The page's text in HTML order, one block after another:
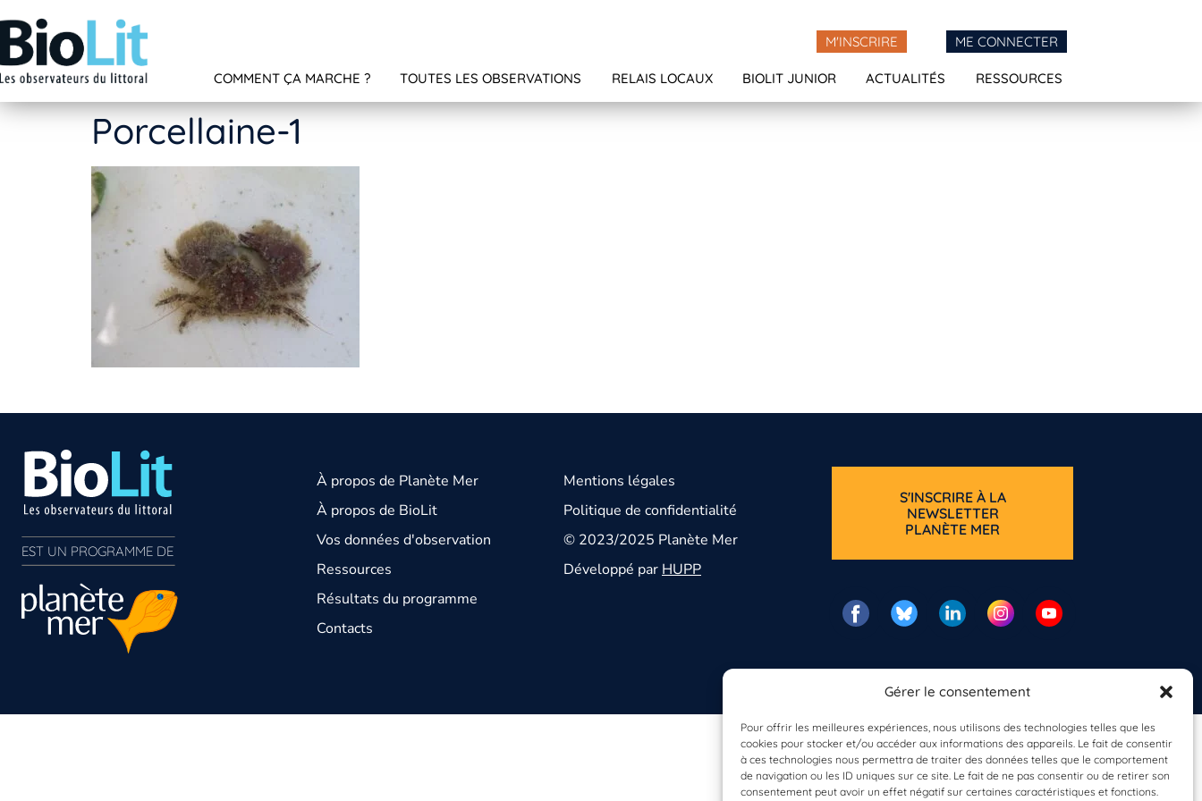
Gérer le consentement
Pour offrir les meilleures expériences, nous utilisons des technologies telles que les
cookies pour stocker et/ou accéder aux informations des appareils. Le fait de consentir
à ces technologies nous permettra de traiter des données telles que le comportement
de navigation ou les ID uniques sur ce site. Le fait de ne pas consentir ou de retirer son
consentement peut avoir un effet négatif sur certaines caractéristiques et fonctions.
M'INSCRIRE ME CONNECTER
COMMENT ÇA MARCHE ? TOUTES LES OBSERVATIONS RELAIS LOCAUX BIOLIT JUNIOR ACTUALITÉS RESSOURCES
Porcellaine-1
EST UN PROGRAMME DE
À propos de Planète Mer
À propos de BioLit
Vos données d'observation
Ressources
Résultats du programme
Contacts
Mentions légales
Politique de confidentialité
© 2023/2025 Planète Mer
Développé par HUPP
S'INSCRIRE À LA
NEWSLETTER
PLANÈTE MER